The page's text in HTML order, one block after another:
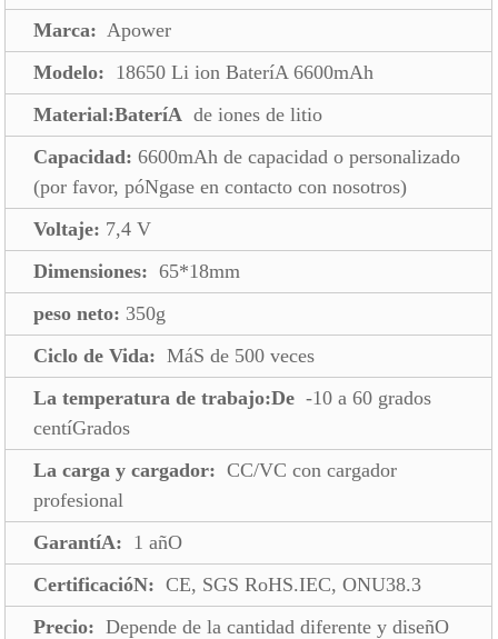
Marca: Apower
Modelo: 18650 Li ion BateríA 6600mAh
Material:BateríA de iones de litio
Capacidad: 6600mAh de capacidad o personalizado
(por favor, póNgase en contacto con nosotros)
Voltaje: 7,4 V
Dimensiones: 65*18mm
peso neto: 350g
Ciclo de Vida: MáS de 500 veces
La temperatura de trabajo:De -10 a 60 grados
centíGrados
La carga y cargador: CC/VC con cargador
profesional
GarantíA: 1 añO
CertificacióN: CE, SGS RoHS.IEC, ONU38.3
Precio: Depende de la cantidad diferente y diseñO